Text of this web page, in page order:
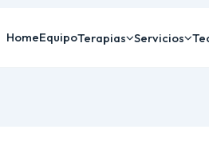
HomeEquipoTerapias Servicios